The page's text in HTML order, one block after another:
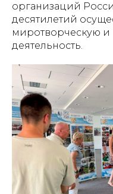
организаций
десятилетий
миротворческую и
деятельность.